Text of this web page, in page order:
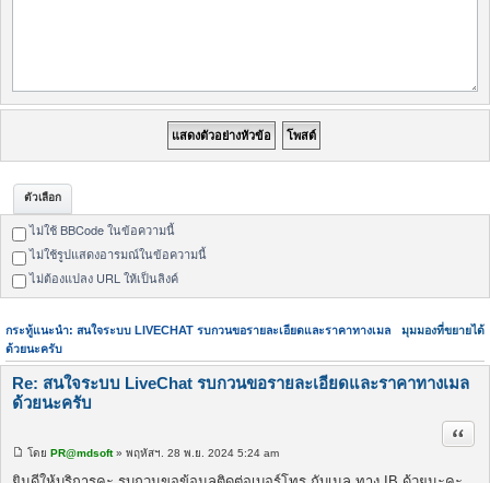
ตัวเลือก
ไม่ใช้ BBCode ในข้อความนี้
ไม่ใช้รูปแสดงอารมณ์ในข้อความนี้
ไม่ต้องแปลง URL ให้เป็นลิงค์
มุมมองที่ขยายได้
กระทู้แนะนำ: สนใจระบบ LIVECHAT รบกวนขอรายละเอียดและราคาทางเมล
ด้วยนะครับ
Re: สนใจระบบ LiveChat รบกวนขอรายละเอียดและราคาทางเมล
ด้วยนะครับ
อ้างค
พ
โดย PR@mdsoft» พฤหัสฯ. 28 พ.ย. 2024 5:24 am